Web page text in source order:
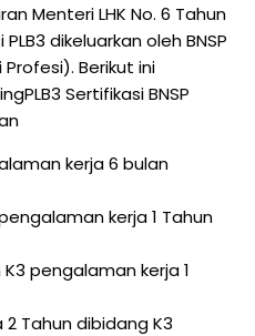
Menteri LHK No. 6 Tahun
dikeluarkan oleh BNSP
Berikut ini
Sertifikasi BNSP
kerja 6 bulan
kerja 1 Tahun
K3 pengalaman kerja 1
Tahun dibidang K3